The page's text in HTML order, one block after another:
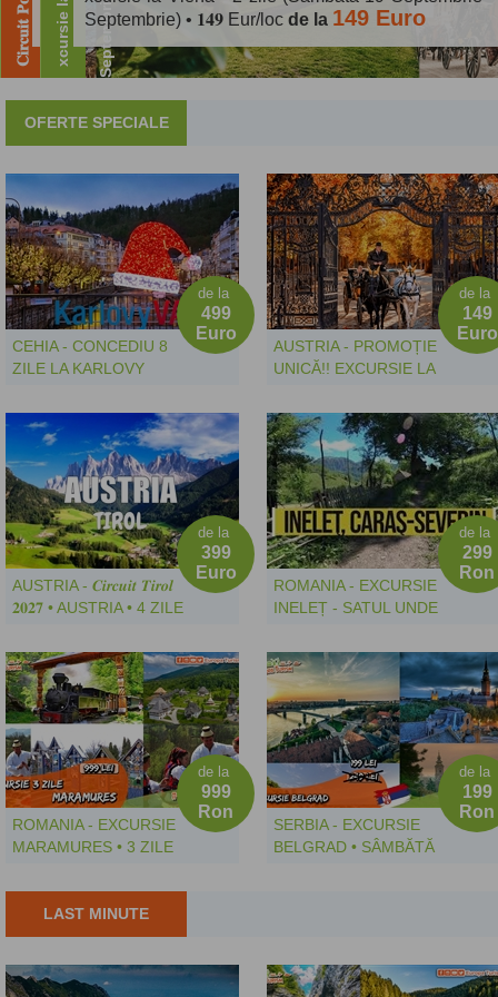
Octombrie - Duminică 25 Octombrie 2026) • 275 Eur
Euro
Septembrie) • 𝟏𝟒𝟗 Eur/loc de la 149 Euro
OFERTE SPECIALE
CEHIA - CONCEDIU 8
ZILE LA KARLOVY
DECEMBRIE - MARȚI
22 DECEMBRIE 2026) -
579 EUR - 7 NOPTI
CAZARE CU
DEMIPENSIUNE+TRANSPORT
LA UN HOTEL DE 4* CU
PISCINĂ-SAUNĂ SI
JACUZZI
de la
499
Euro
AUSTRIA - PROMOȚIE
UNICĂ!! EXCURSIE LA
(SÂMBĂTĂ 19
SEPTEMBRIE -
DUMINICĂ 20
SEPTEMBRIE) • 𝟏𝟒𝟗
EUR/LOC • PLECARE
DIN TIMISOARA SI
ARAD
de la
149
Euro
AUSTRIA - 𝑪𝒊𝒓𝒄𝒖𝒊𝒕 𝑻𝒊𝒓𝒐𝒍
𝟐𝟎𝟐𝟕 • AUSTRIA • 4 ZILE
DUMINICĂ 23 MAI) •
449 EUR(EARLY
BOOKING 399 EUR!) -
PLECARE DIN
TIMISOARA SI ARAD
de la
399
Euro
ROMANIA - EXCURSIE
INELEȚ - SATUL UNDE
- SÂMBĂTĂ 12
SEPTEMBRIE 2026 - LA
DOAR 299 LEI/LOC
de la
299
Ron
ROMANIA - EXCURSIE
MARAMURES • 3 ZILE
SEPTEMBRIE -
DUMINICA 13
SEPTEMBRIE 2026) •
TIMISOARA SI ARAD
de la
999
Ron
SERBIA - EXCURSIE
BELGRAD • SÂMBĂTĂ
de la
199
Ron
LAST MINUTE